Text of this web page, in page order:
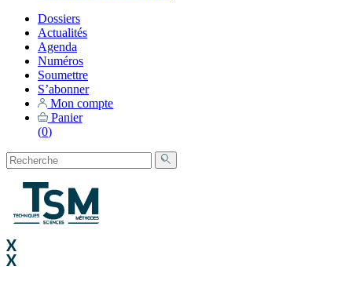
Dossiers
Actualités
Agenda
Numéros
Soumettre
S’abonner
Mon compte
Panier
(0)